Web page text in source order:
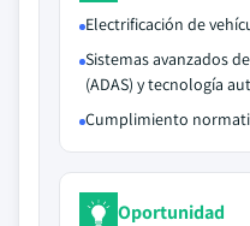
Electrificación de
Sistemas avanzados
(ADAS) y tecnología
Cumplimiento
Oportunidad